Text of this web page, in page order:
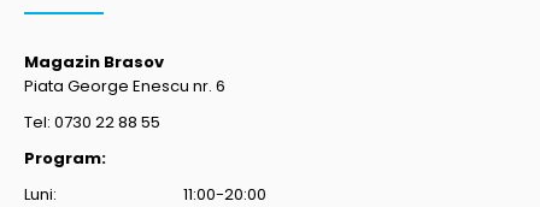
Magazin Brasov
Piata George Enescu nr. 6
Tel: 0730 22 88 55
Program:
Luni: 11:00-20:00